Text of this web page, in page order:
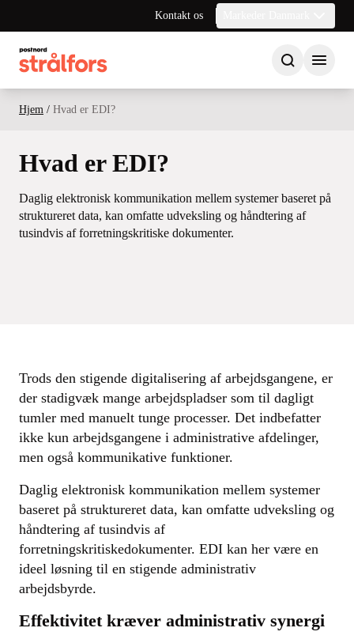
Kontakt os
Hjem / Hvad er EDI?
Hvad er EDI?
Daglig elektronisk kommunikation mellem systemer baseret på
struktureret data, kan omfatte udveksling og håndtering af
tusindvis af forretningskritiske dokumenter.
Trods den stigende digitalisering af arbejdsgangene, er
der stadigvæk mange arbejdspladser som til dagligt
tumler med manuelt tunge processer. Det indbefatter
ikke kun arbejdsgangene i administrative afdelinger,
men også kommunikative funktioner.
Daglig elektronisk kommunikation mellem systemer
baseret på struktureret data, kan omfatte udveksling og
håndtering af tusindvis af
forretningskritiskedokumenter. EDI kan her være en
ideel løsning til en stigende administrativ
arbejdsbyrde.
Effektivitet kræver administrativ synergi